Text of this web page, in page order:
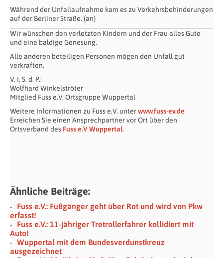
Während der Unfallaufnahme kam es zu Verkehrsbehinderungen
auf der Berliner Straße. (an)
Wir wünschen den verletzten Kindern und der Frau alles Gute
und eine baldige Genesung.
Alle anderen beteiligen Personen mögen den Unfall gut
verkraften.
V. i. S. d. P.:
Wolfhard Winkelströter
Mitglied Fuss e.V. Ortsgruppe Wuppertal
Weitere Informationen zu Fuss e.V. unterwww.fuss-ev.de
Erreichen Sie einen Ansprechpartner vor Ort über den
Ortsverband des Fuss e.V Wuppertal.
Ähnliche Beiträge:
Fuss e.V.: Fußgänger geht über Rot und wird von Pkw
erfasst!
Fuss e.V.: 11-jähriger Tretrollerfahrer kollidiert mit
Auto!
Wuppertal mit dem Bundesverdunstkreuz
ausgezeichnet